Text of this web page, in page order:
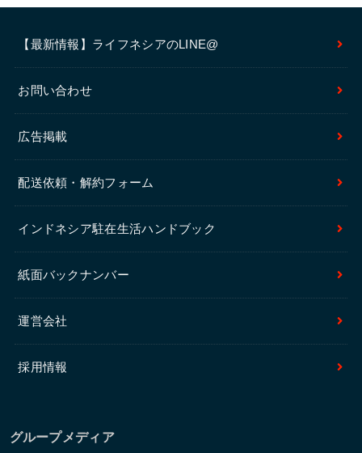
【最新情報】ライフネシアのLINE@
お問い合わせ
広告掲載
配送依頼・解約フォーム
インドネシア駐在生活ハンドブック
紙面バックナンバー
運営会社
採用情報
グループメディア